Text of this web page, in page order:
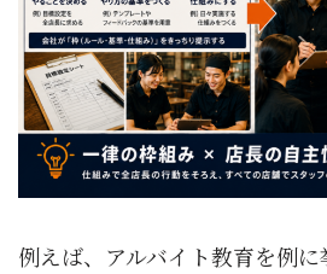
例えば、アルバイト教育を例に